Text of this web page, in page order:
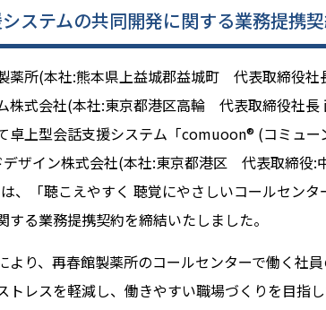
ステムの共同開発に関する業務提携
薬所(本社:熊本県上益城郡益城町 代表取締役
株式会社(本社:東京都港区高輪 代表取締役社長
卓上型会話支援システム「comuoon® (コミュ
デザイン株式会社(本社:東京都港区 代表取締役
、「聴こえやすく 聴覚にやさしいコールセン
する業務提携契約を締結いたしました。
より、再春館製薬所のコールセンターで働く社
トレスを軽減し、働きやすい職場づくりを目指し